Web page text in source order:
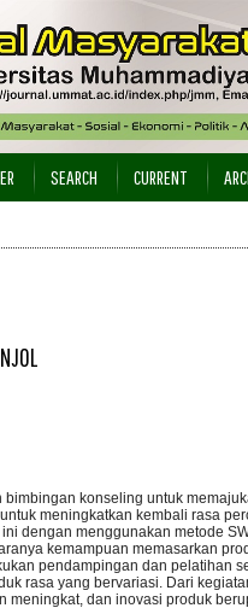
SEARCH CURRENT
konseling untuk
meningkatkan kembali rasa
dengan menggunakan metode
kemampuan memasarkan
pendampingan dan pelatihan
rasa yang bervariasi. Dari
dan inovasi produk